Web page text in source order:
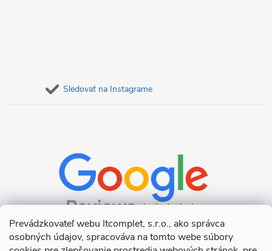
Prevádzkovateľ webu Itcomplet, s.r.o., ako správca
osobných údajov, spracováva na tomto webe súbory
Sledovať na Instagrame